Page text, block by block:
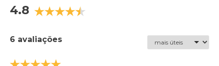
4.8
6 avaliações